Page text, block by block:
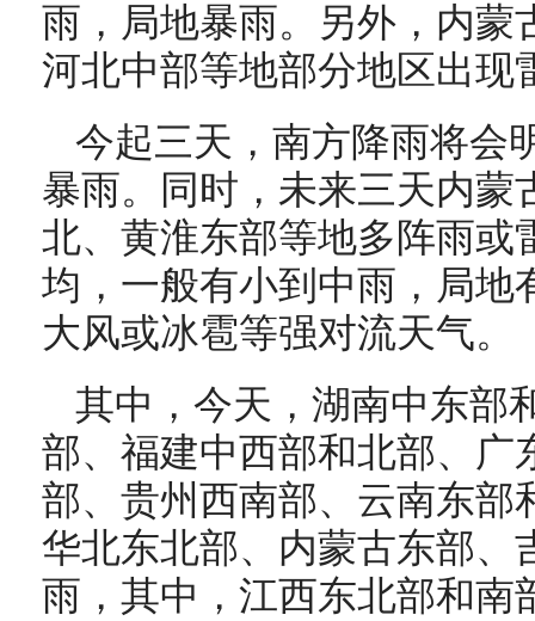
雨，局地暴雨。另外，内蒙
河北中部等地部分地区出现
今起三天，南方降雨将会
暴雨。同时，未来三天内蒙
北、黄淮东部等地多阵雨或
均，一般有小到中雨，局地
大风或冰雹等强对流天气。
其中，今天， 湖南中东部
部、福建中西部和北部、广
部、贵州西南部、云南东部
华北东北部、内蒙古东部、
雨，其中，江西东北部和南